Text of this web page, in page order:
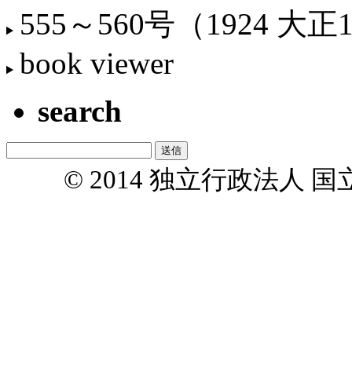
555～560号（1924 大正
book viewer
search
© 2014 独立行政法人 国